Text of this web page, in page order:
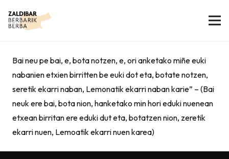
Bai neu pe bai, e, bota notzen, e, ori anketako miñe euki
nabanien etxien birritten be euki dot eta, botate notzen,
seretik ekarri naban, Lemonatik ekarri naban karie” – (Bai
neuk ere bai, bota nion, hanketako min hori eduki nuenean
etxean birritan ere eduki dut eta, botatzen nion, zeretik
ekarri nuen, Lemoatik ekarri nuen karea)